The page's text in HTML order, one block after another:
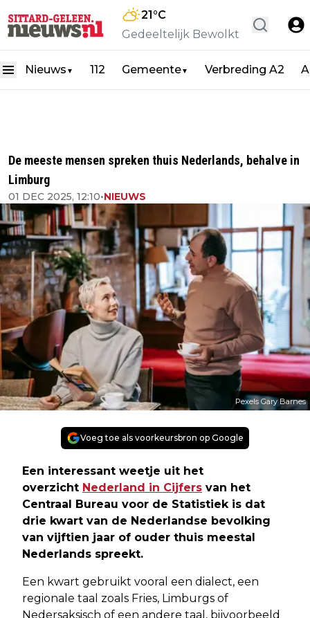
21°C
Gedeeltelijk Bewolkt
Nieuws ▼ 112 Gemeente▼ Verbreding A2
De meeste mensen spreken thuis Nederlands, behalve in
Limburg
01 DEC 2025, 12:10•NIEUWS
Pexels Gary Barnes
Voeg toe als voorkeursbron op Google
Een interessant weetje uit het
overzicht Nederland in Cijfers van het
Centraal Bureau voor de Statistiek is dat
drie kwart van de Nederlandse bevolking
van vijftien jaar of ouder thuis meestal
Nederlands spreekt.
Een kwart gebruikt vooral een dialect, een
regionale taal zoals Fries, Limburgs of
Nedersaksisch of een andere taal, bijvoorbeeld